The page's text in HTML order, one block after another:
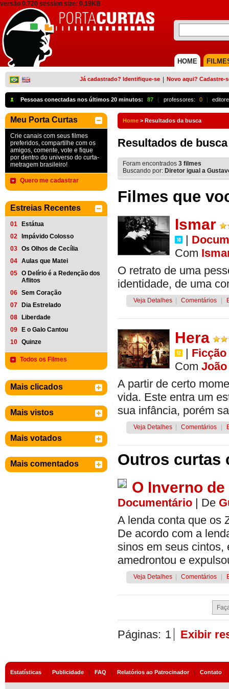
versão 0.720 session size: 0,19KB
HOME
Já cadastrado? Identifique-se Novo aqui? Cadastre-
Pessoas conectadas nos últimos 20 minutos: 87 { professores: 0 |
Meu Porta Curtas
Crie canais com seus filmes
preferidos, compartilhe com os
amigos, comente, vote e fique
por dentro do universo do curta-
metragem brasileiro!
Quero me cadastrar
Estreias Recentes
01
Estátua
02
Impávido Colosso
03 Os Olhos de Cecília
04 Aulas que Matei
05 O Delírio é a Redenção dos
Aflitos
06 Sem Coração
07
Dia Estrelado
08
Liberdade
09
E o Galo Cantou
10 Quinze
Todos os Filmes
Mais clicados
Mais vistos
Mais votados
Mais comentados
Home > Resultados da busca
Resultados de busca
Foram encontrados 3 filmes
Buscando por: Diretor igual a
Filmes que
Ismar
|
Com
O retrato de uma
identidade, de uma
Veja Detalhes Comentários
Hera
| Ficção
Com
A partir de certo
vida. Este entra um
sua infância, porém
Veja Detalhes Comentários
Outros curtas
O Inverno
Documentário | De
A lenda conta que os
De acordo com a
sinos em seus cintos,
amedrontou e
Veja Detalhes Comentários
Páginas: 1 Exibir
Estatísticas | Publicidade | FAQ | Relatórios ao Patrocinador| Contato